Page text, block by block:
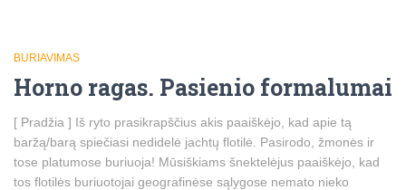
BURIAVIMAS
Horno ragas. Pasienio formalumai
[ Pradžia ] Iš ryto prasikrapščius akis paaiškėjo, kad apie tą
baržą/barą spiečiasi nedidelė jachtų flotilė. Pasirodo, žmonės ir
tose platumose buriuoja! Mūsiškiams šnektelėjus paaiškėjo, kad
tos flotilės buriuotojai geografinėse sąlygose nemato nieko